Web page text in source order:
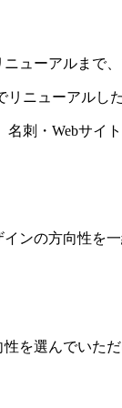
ューアルまで
リニューアルした
刺・Webサイ
ンの方向性を一
を選んでいただ